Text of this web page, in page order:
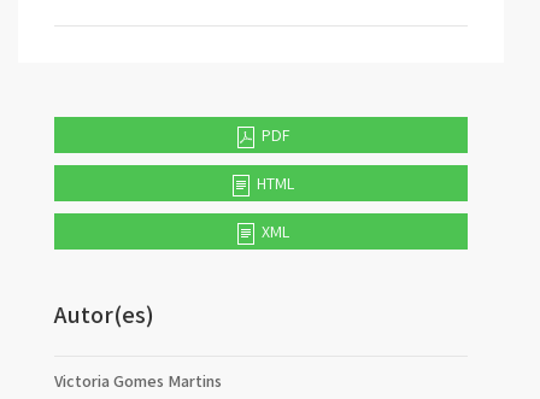
PDF
HTML
XML
Autor(es)
Victoria Gomes Martins